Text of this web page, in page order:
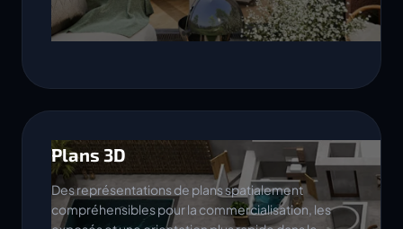
Plans 3D
Des représentations de plans spatialement
compréhensibles pour la commercialisation, les